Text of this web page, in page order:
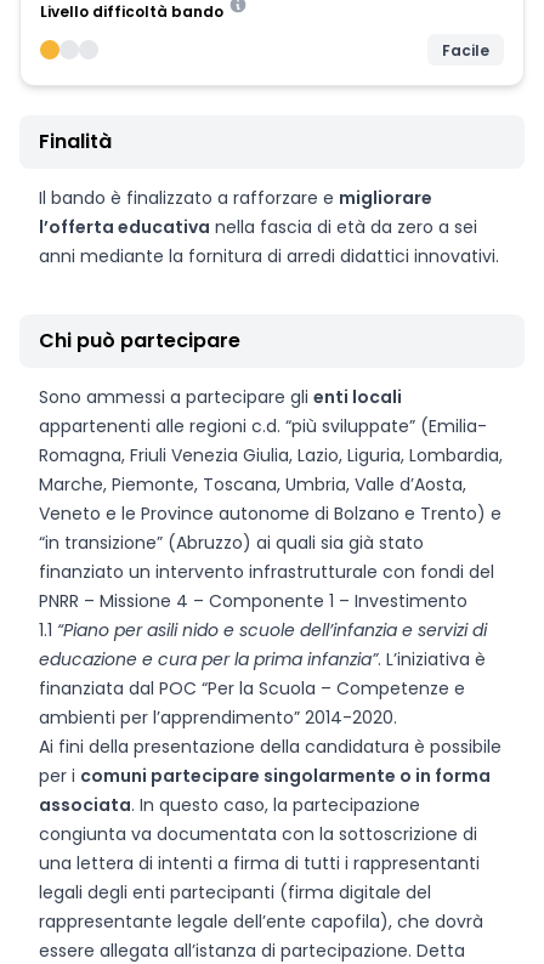
Livello difficoltà bando
Facile
Finalità
Il bando è finalizzato a rafforzare e migliorare
l’offerta educativa nella fascia di età da zero a sei
anni mediante la fornitura di arredi didattici innovativi.
Chi può partecipare
Sono ammessi a partecipare gli enti locali
appartenenti alle regioni c.d. “più sviluppate” (Emilia-
Romagna, Friuli Venezia Giulia, Lazio, Liguria, Lombardia,
Marche, Piemonte, Toscana, Umbria, Valle d’Aosta,
Veneto e le Province autonome di Bolzano e Trento) e
“in transizione” (Abruzzo) ai quali sia già stato
finanziato un intervento infrastrutturale con fondi del
PNRR – Missione 4 – Componente 1 – Investimento
1.1 “Piano per asili nido e scuole dell’infanzia e servizi di
educazione e cura per la prima infanzia”. L’iniziativa è
finanziata dal POC “Per la Scuola – Competenze e
ambienti per l’apprendimento” 2014-2020.
Ai fini della presentazione della candidatura è possibile
per i comuni partecipare singolarmente o in forma
associata. In questo caso, la partecipazione
congiunta va documentata con la sottoscrizione di
una lettera di intenti a firma di tutti i rappresentanti
legali degli enti partecipanti (firma digitale del
rappresentante legale dell’ente capofila), che dovrà
essere allegata all’istanza di partecipazione. Detta